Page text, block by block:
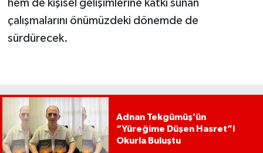
hem de kişisel gelişimlerine katkı sunan
çalışmalarını önümüzdeki dönemde de
sürdürecek.
Adnan Tekgümüş’ün
“Yüreğime Düşen Hasret”I
Okurla Buluştu